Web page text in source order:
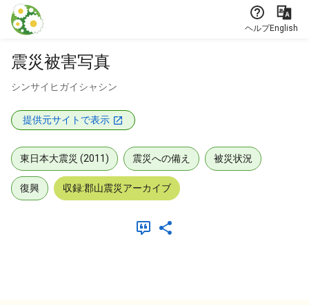
本文に飛ぶ
ヘルプEnglish
震災被害写真
シンサイヒガイシャシン
提供元サイトで表示
東日本大震災 (2011) 震災への備え 被災状況
復興 収録:郡山震災アーカイブ